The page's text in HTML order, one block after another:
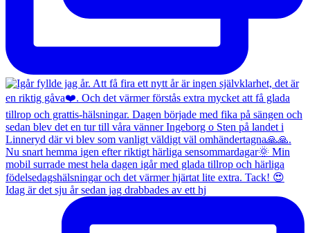
Idag är det sju år sedan jag drabbades av ett hj